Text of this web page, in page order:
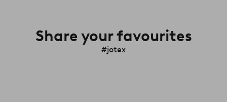
Share your favourites
#jotex